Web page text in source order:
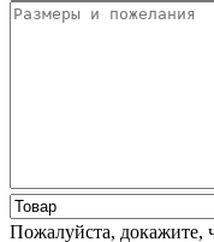
Пожалуйста, докажите,